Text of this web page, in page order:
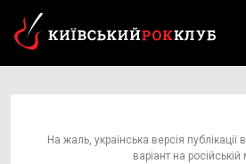
На жаль, українська версія
варіант на російській